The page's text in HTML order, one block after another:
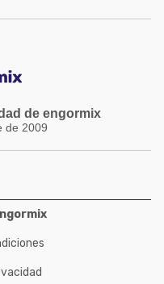
de engormix
de 2009